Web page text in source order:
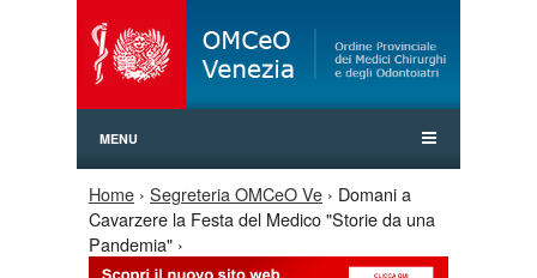
MENU
Tu sei qui
Home › Segreteria OMCeO Ve › Domani a
Cavarzere la Festa del Medico "Storie da una
Pandemia" ›